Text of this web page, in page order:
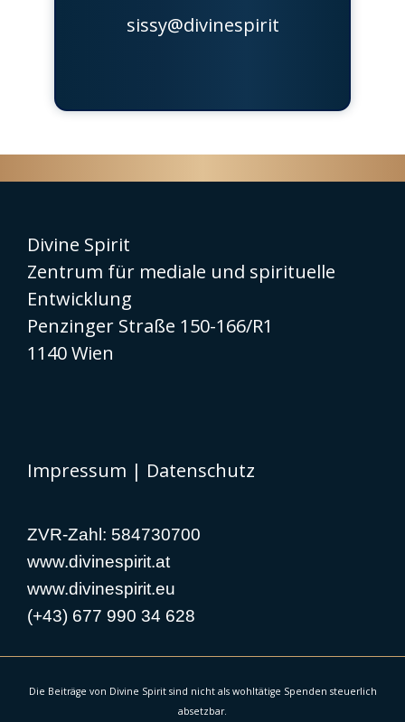
sissy@divinespirit
Divine Spirit
Zentrum für mediale und spirituelle
Entwicklung
Penzinger Straße 150-166/R1
1140 Wien
Impressum | Datenschutz
ZVR-Zahl: 584730700
www.divinespirit.at
www.divinespirit.eu
(+43) 677 990 34 628
Die Beiträge von Divine Spirit sind nicht als wohltätige Spenden steuerlich
absetzbar.